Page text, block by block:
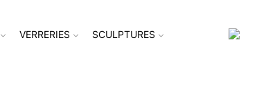
VERRERIES SCULPTURES